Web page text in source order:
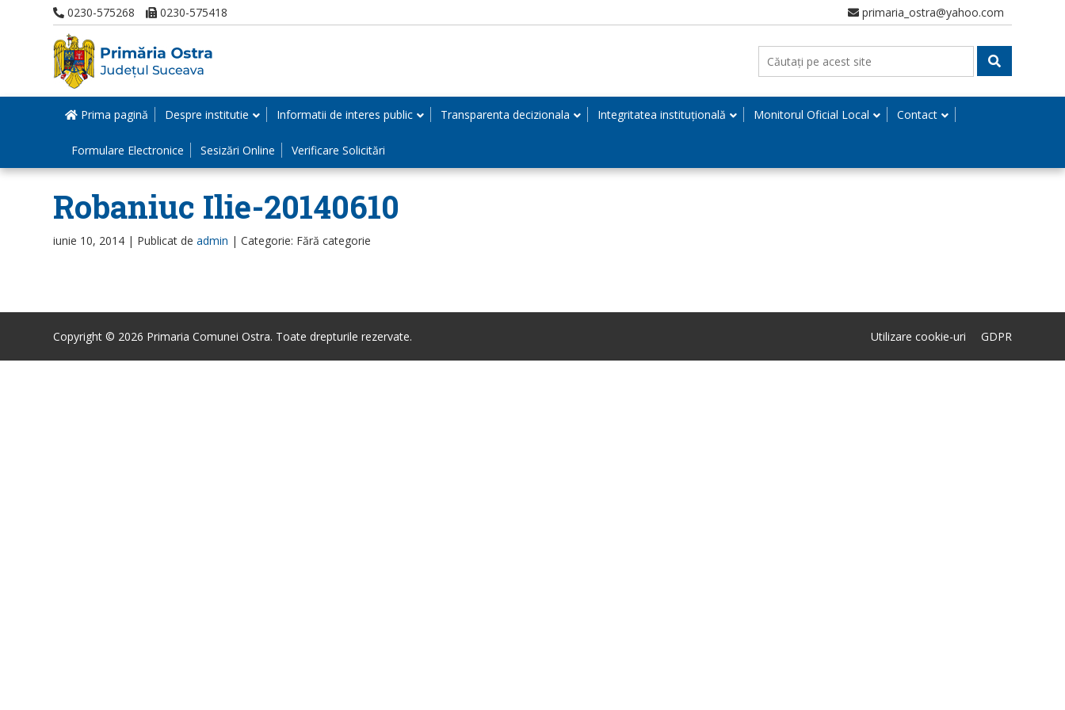
0230-575268 0230-575418 primaria_ostra@yahoo.com
Prima pagină Despre institutie Informatii de interes public Transparenta decizionala Integritatea instituțională Monitorul Oficial Local Contact
Formulare Electronice Sesizări Online Verificare Solicitări
Robaniuc Ilie-20140610
iunie 10, 2014 | Publicat de admin | Categorie: Fără categorie
Copyright © 2026 Primaria Comunei Ostra. Toate drepturile rezervate. Utilizare cookie-uri GDPR